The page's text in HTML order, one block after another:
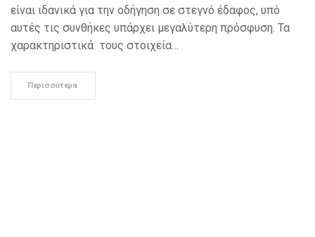
είναι ιδανικά για την οδήγηση σε στεγνό έδαφος, υπό
αυτές τις συνθήκες υπάρχει μεγαλύτερη πρόσφυση. Τα
χαρακτηριστικά τους στοιχεία…
Περισσότερα